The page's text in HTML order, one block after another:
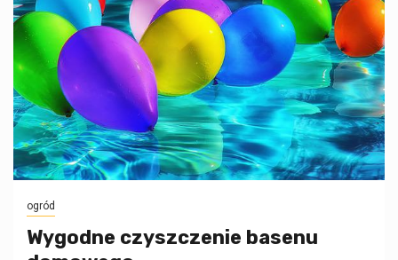
ogród
Wygodne czyszczenie basenu